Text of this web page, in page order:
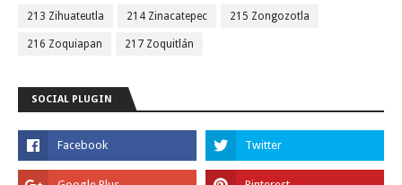
213 Zihuateutla 214 Zinacatepec 215 Zongozotla
216 Zoquiapan 217 Zoquitlán
SOCIAL PLUGIN